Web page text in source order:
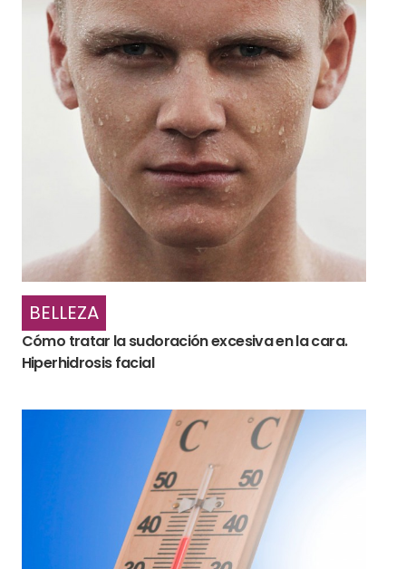
BELLEZA
Cómo tratar la sudoración excesiva en la cara.
Hiperhidrosis facial